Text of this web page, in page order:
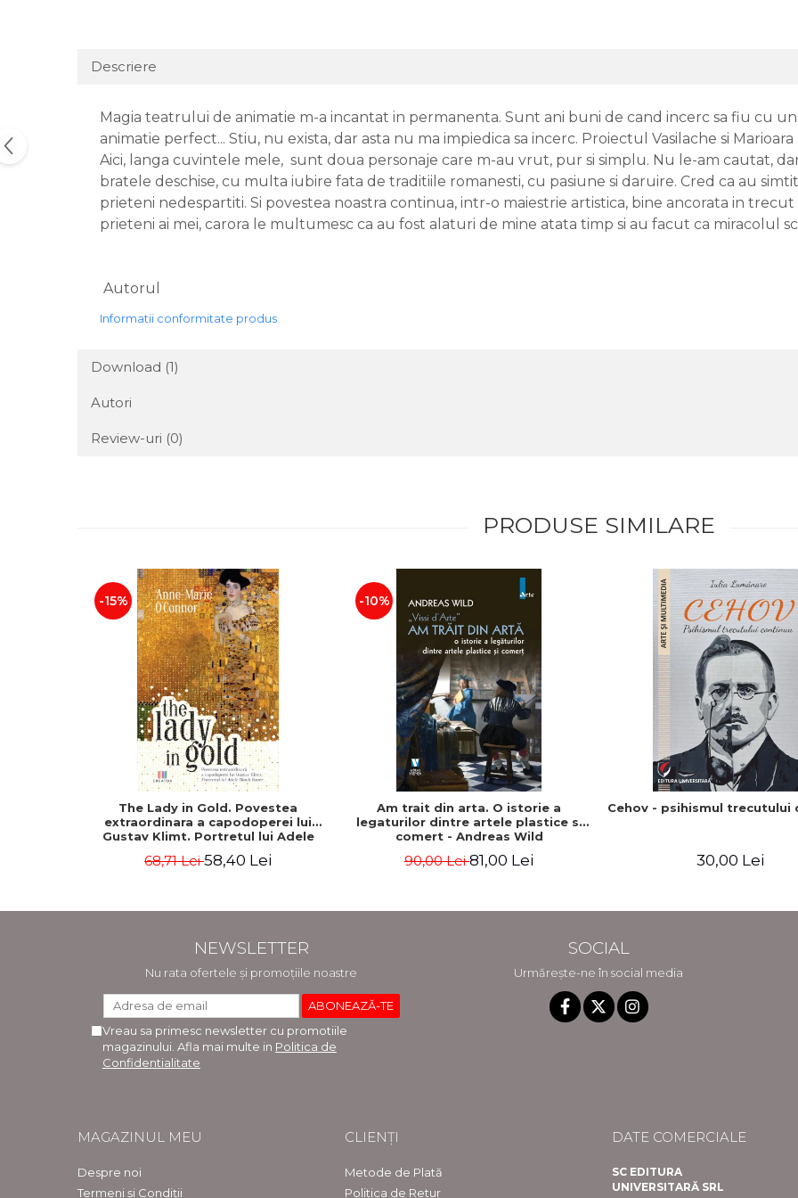
Descriere
Magia teatrului de animatie m-a incantat in permanenta. Sunt ani buni de cand incerc sa fiu cu
animatie perfect... Stiu, nu exista, dar asta nu ma impiedica sa incerc. Proiectul Vasilache si
Aici, langa cuvintele mele, sunt doua personaje care m-au vrut, pur si simplu. Nu le-am cautat,
bratele deschise, cu multa iubire fata de traditiile romanesti, cu pasiune si daruire. Cred ca au
prieteni nedespartiti. Si povestea noastra continua, intr-o maiestrie artistica, bine ancorata in
prieteni ai mei, carora le multumesc ca au fost alaturi de mine atata timp si au facut ca miracolul
Autorul
Informatii conformitate produs
Download (1)
Autori
Review-uri (0)
PRODUSE SIMILARE
-15%
The Lady in Gold. Povestea
extraordinara a capodoperei lui
Gustav Klimt. Portretul lui Adele
Bloch-Bauer - Anne-Marie O’Connor
68,71 Lei58,40 Lei
-10%
Am trait din arta. O istorie a
legaturilor dintre artele plastice si
comert - Andreas Wild
90,00 Lei81,00 Lei
Cehov - psihismul trecutului
30,00 Lei
NEWSLETTER
Nu rata ofertele și promoțiile noastre
Vreau sa primesc newsletter cu promotiile
magazinului. Afla mai multe in Politica de
Confidentialitate
SOCIAL
Urmărește-ne în social media
MAGAZINUL MEU
Despre noi
Termeni și Condiții
CLIENȚI
Metode de Plată
Politica de Retur
DATE COMERCIALE
SC EDITURA
UNIVERSITARĂ SRL